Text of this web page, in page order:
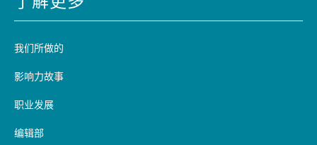
我们所做的
影响力故事
职业发展
编辑部